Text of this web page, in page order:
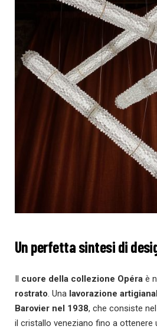
Un perfetta sintesi di
Il cuore della collezione Opéra è
rostrato . Una lavorazione
Barovier nel 1938, che consiste
il cristallo veneziano fino a ottenere